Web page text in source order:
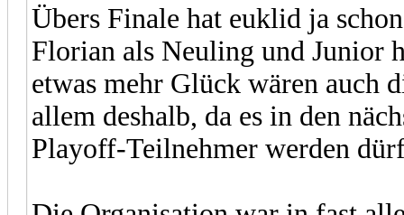
Übers Finale hat euklid ja
Florian als Neuling und Junior
etwas mehr Glück wären auch
allem deshalb, da es in den
Playoff-Teilnehmer werden